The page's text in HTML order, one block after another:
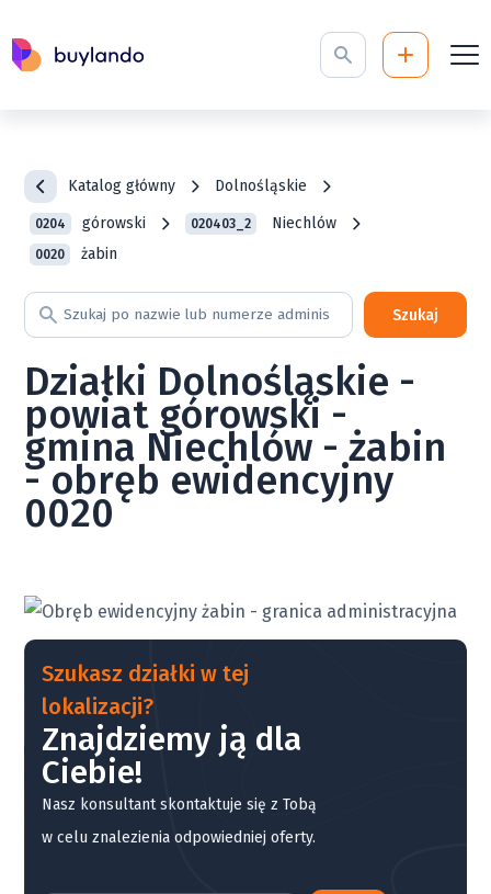
Katalog główny Dolnośląskie
0204 górowski 020403_2 Niechlów
0020 żabin
Szukaj
Działki Dolnośląskie -
powiat górowski -
gmina Niechlów - żabin
- obręb ewidencyjny
0020
Szukasz działki w tej
lokalizacji?
Znajdziemy ją dla
Ciebie!
Nasz konsultant skontaktuje się z Tobą
w celu znalezienia odpowiedniej oferty.